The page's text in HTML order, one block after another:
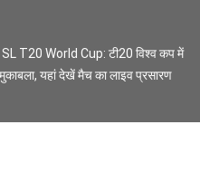
T20 World Cup: टी20 विश्व कप में
यहां देखें मैच का लाइव प्रसारण